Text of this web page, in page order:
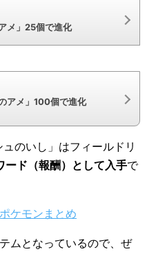
メ」25個で進化
アメ」100個で進化
のいし」はフィールドリ
ード（報酬）として入手で
ケモンまとめ
ムとなっているので、ぜ